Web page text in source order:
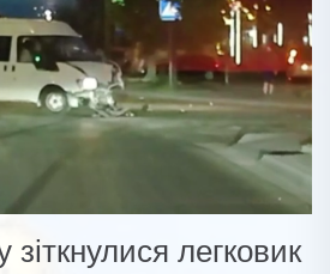
зіткнулися легковик